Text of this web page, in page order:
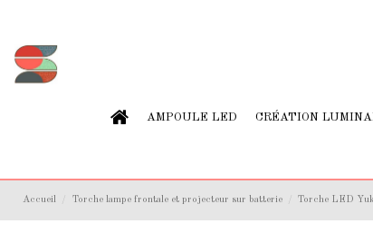
AMPOULE LED CRÉATION
Accueil Torche lampe frontale et projecteur sur batterie Torche LED